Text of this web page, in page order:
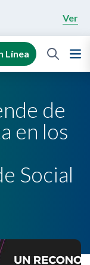
Ver
Línea
de
en los
Social